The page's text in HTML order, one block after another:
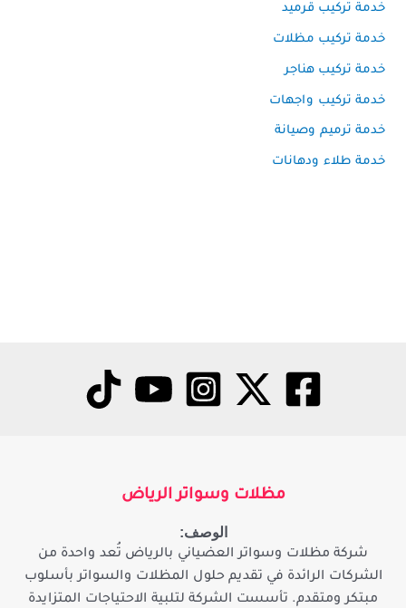
خدمة تركيب قرميد
خدمة تركيب مظلات
خدمة تركيب هناجر
خدمة تركيب واجهات
خدمة ترميم وصيانة
خدمة طلاء ودهانات
مظلات وسواتر الرياض
الوصف:
شركة مظلات وسواتر العضياني بالرياض تُعد واحدة من
الشركات الرائدة في تقديم حلول المظلات والسواتر بأسلوب
مبتكر ومتقدم. تأسست الشركة لتلبية الاحتياجات المتزايدة